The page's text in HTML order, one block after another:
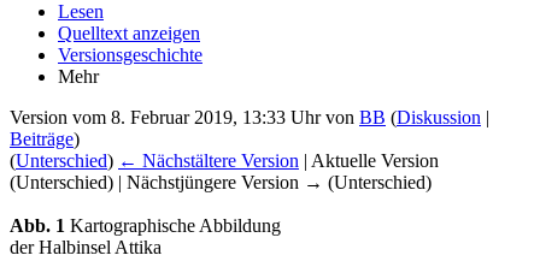
Lesen
Quelltext anzeigen
Versionsgeschichte
Mehr
Version vom 8. Februar 2019, 13:33 Uhr von BB (Diskussion |
Beiträge)
(Unterschied) ← Nächstältere Version | Aktuelle Version
(Unterschied) | Nächstjüngere Version → (Unterschied)
Abb. 1 Kartographische Abbildung
der Halbinsel Attika